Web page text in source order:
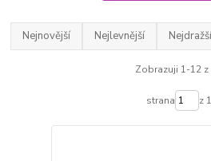
Nejnovější Nejlevnější
Zobrazuji 1-12 z
strana z 1